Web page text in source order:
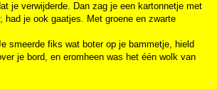
je verwijderde. Dan zag je een kartonnetje met
je ook gaatjes. Met groene en zwarte
smeerde fiks wat boter op je bammetje, hield
je bord, en eromheen was het één wolk van